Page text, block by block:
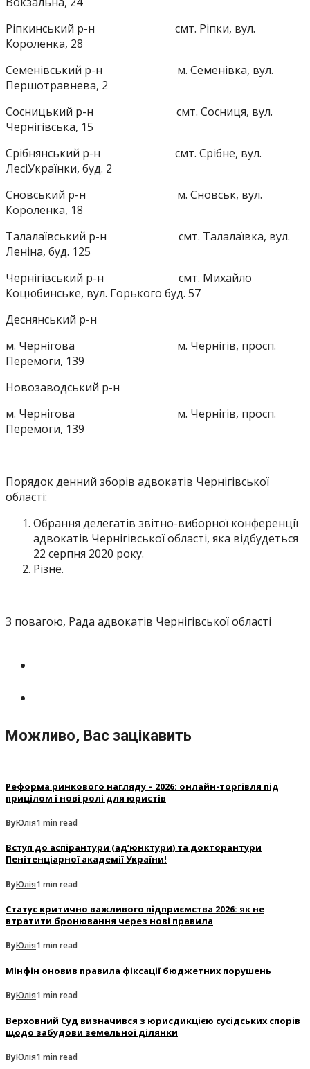
Ріпкинський р-н смт. Ріпки, вул.
Короленка, 28
Семенівський р-н м. Семенівка, вул.
Першотравнева, 2
Сосницький р-н смт. Сосниця, вул.
Чернігівська, 15
Срібнянський р-н смт. Срібне, вул.
ЛесіУкраїнки, буд. 2
Сновський р-н м. Сновськ, вул.
Короленка, 18
Талалаївський р-н смт. Талалаївка, вул.
Леніна, буд. 125
Чернігівський р-н смт. Михайло
Коцюбинське, вул. Горького буд. 57
Деснянський р-н
м. Чернігова м. Чернігів, просп.
Перемоги, 139
Новозаводський р-н
м. Чернігова м. Чернігів, просп.
Перемоги, 139
Порядок денний зборів адвокатів Чернігівської
області:
Обрання делегатів звітно-виборної конференції
адвокатів Чернігівської області, яка відбудеться
22 серпня 2020 року.
Різне.
З повагою, Рада адвокатів Чернігівської області
Можливо, Вас зацікавить
Реформа ринкового нагляду – 2026: онлайн-торгівля під
прицілом і нові ролі для юристів
ByЮлія1 min read
Вступ до аспірантури (ад’юнктури) та докторантури
Пенітенціарної академії України!
ByЮлія1 min read
Статус критично важливого підприємства 2026: як не
втратити бронювання через нові правила
ByЮлія1 min read
Мінфін оновив правила фіксації бюджетних порушень
ByЮлія1 min read
Верховний Суд визначився з юрисдикцією сусідських спорів
щодо забудови земельної ділянки
ByЮлія1 min read